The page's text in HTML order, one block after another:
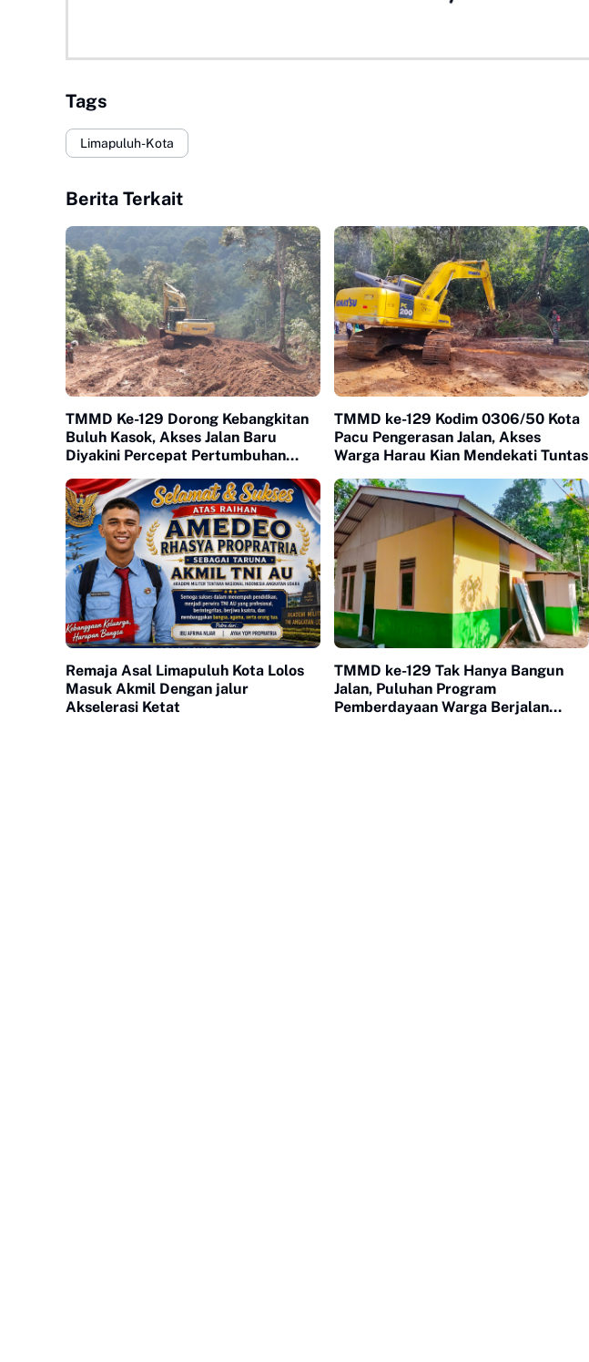
Tags
Limapuluh-Kota
Berita Terkait
TMMD Ke-129 Dorong Kebangkitan
Buluh Kasok, Akses Jalan Baru
Diyakini Percepat Pertumbuhan
TMMD ke-129 Kodim 0306/50 Kota
Pacu Pengerasan Jalan, Akses
Warga Harau Kian Mendekati Tuntas
Remaja Asal Limapuluh Kota Lolos
Masuk Akmil Dengan jalur
Akselerasi Ketat
TMMD ke-129 Tak Hanya Bangun
Jalan, Puluhan Program
Pemberdayaan Warga Berjalan